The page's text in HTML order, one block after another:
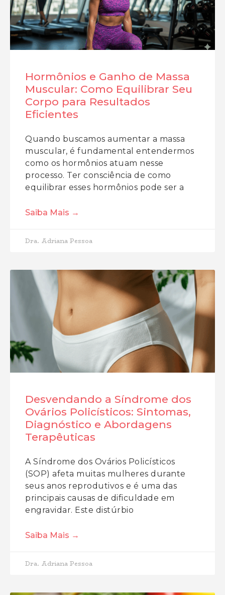
Hormônios e Ganho de Massa
Muscular: Como Equilibrar Seu
Corpo para Resultados
Eficientes
Quando buscamos aumentar a massa
muscular, é fundamental entendermos
como os hormônios atuam nesse
processo. Ter consciência de como
equilibrar esses hormônios pode ser a
Saiba Mais →
Dra. Adriana Pessoa
Desvendando a Síndrome dos
Ovários Policísticos: Sintomas,
Diagnóstico e Abordagens
Terapêuticas
A Síndrome dos Ovários Policísticos
(SOP) afeta muitas mulheres durante
seus anos reprodutivos e é uma das
principais causas de dificuldade em
engravidar. Este distúrbio
Saiba Mais →
Dra. Adriana Pessoa